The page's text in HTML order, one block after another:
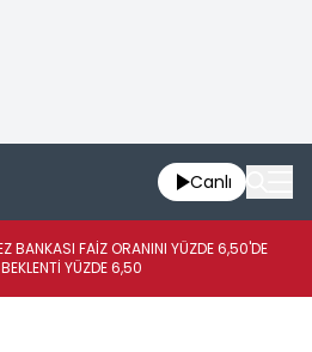
Canlı
BANKASI FAİZ ORANINI YÜZDE 6,50'DE
YÜZDE 6,50